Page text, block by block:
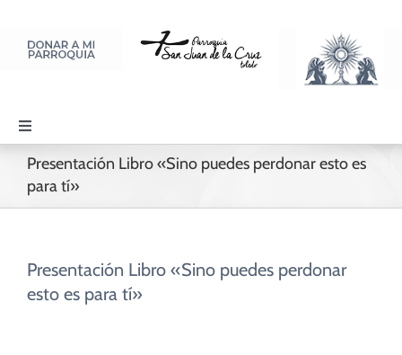
contenido
Toggle
Navigation
PARROQUIA
LITURGIA Y ORACIÓN
Presentación Libro «Sino puedes perdonar esto es
para tí»
Presentación Libro «Sino puedes perdonar
esto es para tí»